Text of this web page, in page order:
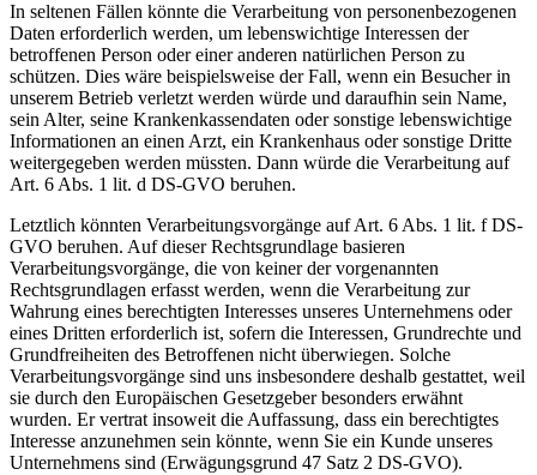
In seltenen Fällen könnte die Verarbeitung von personenbezogenen
Daten erforderlich werden, um lebenswichtige Interessen der
betroffenen Person oder einer anderen natürlichen Person zu
schützen. Dies wäre beispielsweise der Fall, wenn ein Besucher in
unserem Betrieb verletzt werden würde und daraufhin sein Name,
sein Alter, seine Krankenkassendaten oder sonstige lebenswichtige
Informationen an einen Arzt, ein Krankenhaus oder sonstige Dritte
weitergegeben werden müssten. Dann würde die Verarbeitung auf
Art. 6 Abs. 1 lit. d DS-GVO beruhen.
Letztlich könnten Verarbeitungsvorgänge auf Art. 6 Abs. 1 lit. f DS-
GVO beruhen. Auf dieser Rechtsgrundlage basieren
Verarbeitungsvorgänge, die von keiner der vorgenannten
Rechtsgrundlagen erfasst werden, wenn die Verarbeitung zur
Wahrung eines berechtigten Interesses unseres Unternehmens oder
eines Dritten erforderlich ist, sofern die Interessen, Grundrechte und
Grundfreiheiten des Betroffenen nicht überwiegen. Solche
Verarbeitungsvorgänge sind uns insbesondere deshalb gestattet, weil
sie durch den Europäischen Gesetzgeber besonders erwähnt
wurden. Er vertrat insoweit die Auffassung, dass ein berechtigtes
Interesse anzunehmen sein könnte, wenn Sie ein Kunde unseres
Unternehmens sind (Erwägungsgrund 47 Satz 2 DS-GVO).